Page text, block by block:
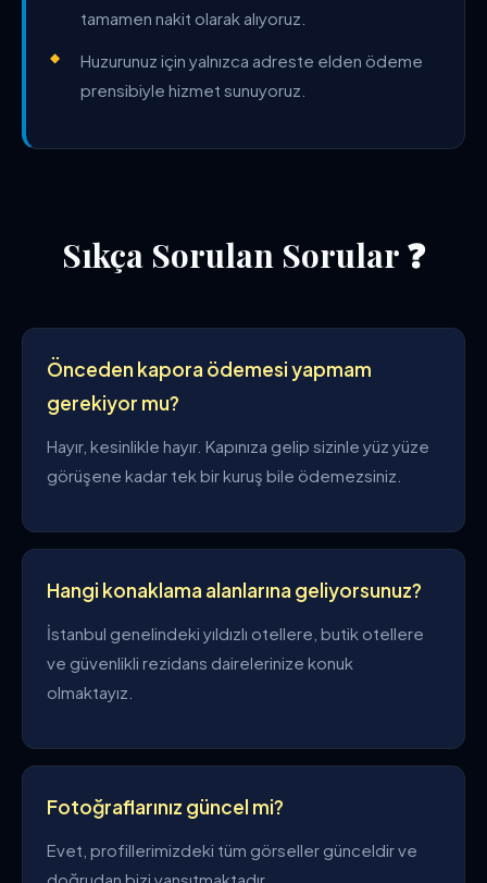
tamamen nakit olarak alıyoruz.
Huzurunuz için yalnızca adreste elden ödeme
prensibiyle hizmet sunuyoruz.
Sıkça Sorulan Sorular ❓
Önceden kapora ödemesi yapmam
gerekiyor mu?
Hayır, kesinlikle hayır. Kapınıza gelip sizinle yüz yüze
görüşene kadar tek bir kuruş bile ödemezsiniz.
Hangi konaklama alanlarına geliyorsunuz?
İstanbul genelindeki yıldızlı otellere, butik otellere
ve güvenlikli rezidans dairelerinize konuk
olmaktayız.
Fotoğraflarınız güncel mi?
Evet, profillerimizdeki tüm görseller günceldir ve